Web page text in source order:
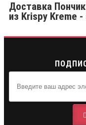
Доставка
из Krispy Kreme